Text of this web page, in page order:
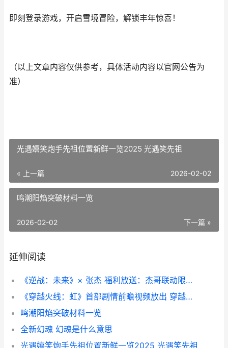
即刻登录游戏，开启雪境冒险，解锁丰年惊喜！
（以上文章内容仅供参考，具体活动内容以官网公告为
准）
光遇嬉笑炮手先祖位置新鲜一览2025 光遇笑先祖
« 上一篇 2026-02-02
鸣潮阳焰突破材料一览
下一篇 »
2026-02-02
延伸阅读
《逆战：未来》× 张杰 福利放送：杰哥联动限定枪械全员开领 逆战未来配置要求
《穿越火线：虹》首部剧情前瞻视频放出 穿越火线虹内测消息
鸣潮阳焰突破材料一览
全新幻魂 幻魂是什么意思
光遇嬉笑炮手先祖位置新鲜一览2025 光遇笑先祖